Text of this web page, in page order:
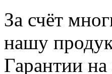
За счёт
нашу
Гарантии